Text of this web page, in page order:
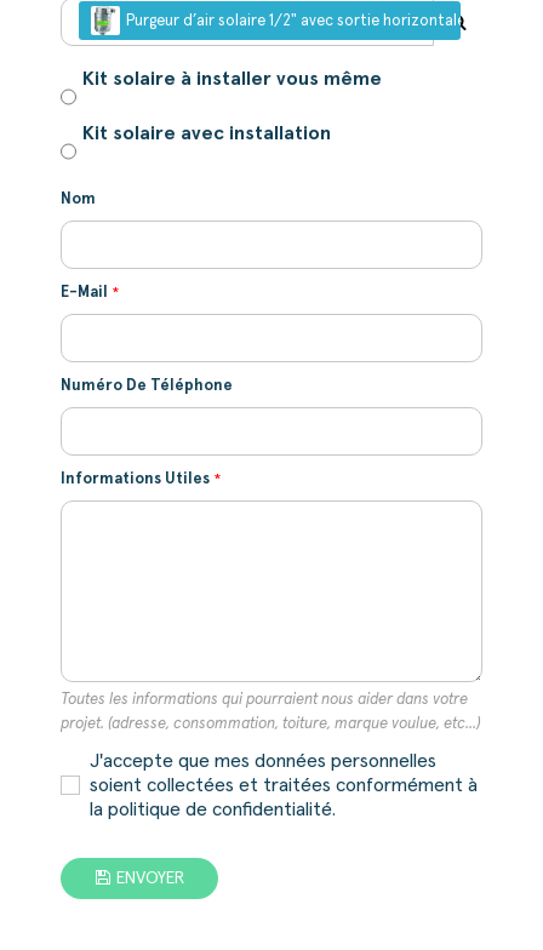
Purgeur d’air solaire 1/2" avec sortie horizontale pour
Kit solaire à installer vous même
Kit solaire avec installation
Nom
E-Mail
Numéro De Téléphone
Informations Utiles
Toutes les informations qui pourraient nous aider dans votre
projet. (adresse, consommation, toiture, marque voulue, etc...)
J'accepte que mes données personnelles
soient collectées et traitées conformément à
la politique de confidentialité.
ENVOYER